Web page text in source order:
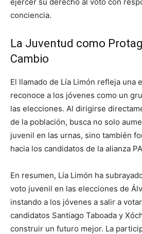
ejercer su derecho al voto con
conciencia.
La Juventud como
Cambio
El llamado de Lía Limón refleja una
reconoce a los jóvenes como un
las elecciones. Al dirigirse
de la población, busca no solo
juvenil en las urnas, sino también
hacia los candidatos de la alianza
En resumen, Lía Limón ha
voto juvenil en las elecciones de
instando a los jóvenes a salir a
candidatos Santiago Taboada y
construir un futuro mejor. La